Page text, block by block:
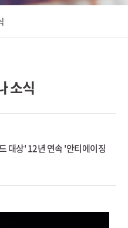
대상' 12년 연속 '안티에이징